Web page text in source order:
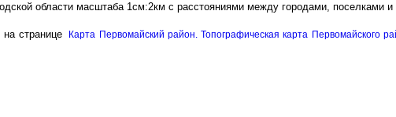
области масштаба 1см:2км с расстояниями между городами, поселками
на странице Карта Первомайский район. Топографическая карта Первомайского